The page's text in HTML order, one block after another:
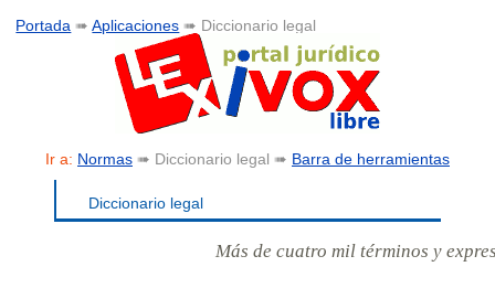
Portada ➠Aplicaciones ➠ Diccionario legal
Ir a: Normas ➠ Diccionario legal ➠ Barra de herramientas
Diccionario legal
Más de cuatro mil términos y